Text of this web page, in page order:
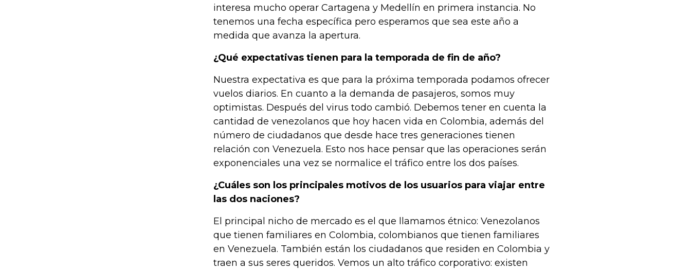
interesa mucho operar Cartagena y Medellín en primera instancia. No
tenemos una fecha específica pero esperamos que sea este año a
medida que avanza la apertura.
¿Qué expectativas tienen para la temporada de fin de año?
Nuestra expectativa es que para la próxima temporada podamos ofrecer
vuelos diarios. En cuanto a la demanda de pasajeros, somos muy
optimistas. Después del virus todo cambió. Debemos tener en cuenta la
cantidad de venezolanos que hoy hacen vida en Colombia, además del
número de ciudadanos que desde hace tres generaciones tienen
relación con Venezuela. Esto nos hace pensar que las operaciones serán
exponenciales una vez se normalice el tráfico entre los dos países.
¿Cuáles son los principales motivos de los usuarios para viajar entre
las dos naciones?
El principal nicho de mercado es el que llamamos étnico: Venezolanos
que tienen familiares en Colombia, colombianos que tienen familiares
en Venezuela. También están los ciudadanos que residen en Colombia y
traen a sus seres queridos. Vemos un alto tráfico corporativo: existen